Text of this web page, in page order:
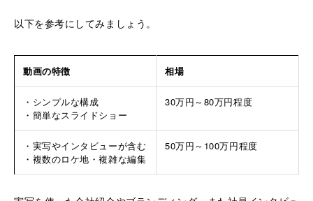
以下を参考にしてみましょう。
動画の特徴 相場
・シンプルな構成
・簡単なスライドショー
30万円～80万円程度
・実写やインタビューが含む
・複数のロケ地・複雑な編集
50万円～100万円程度